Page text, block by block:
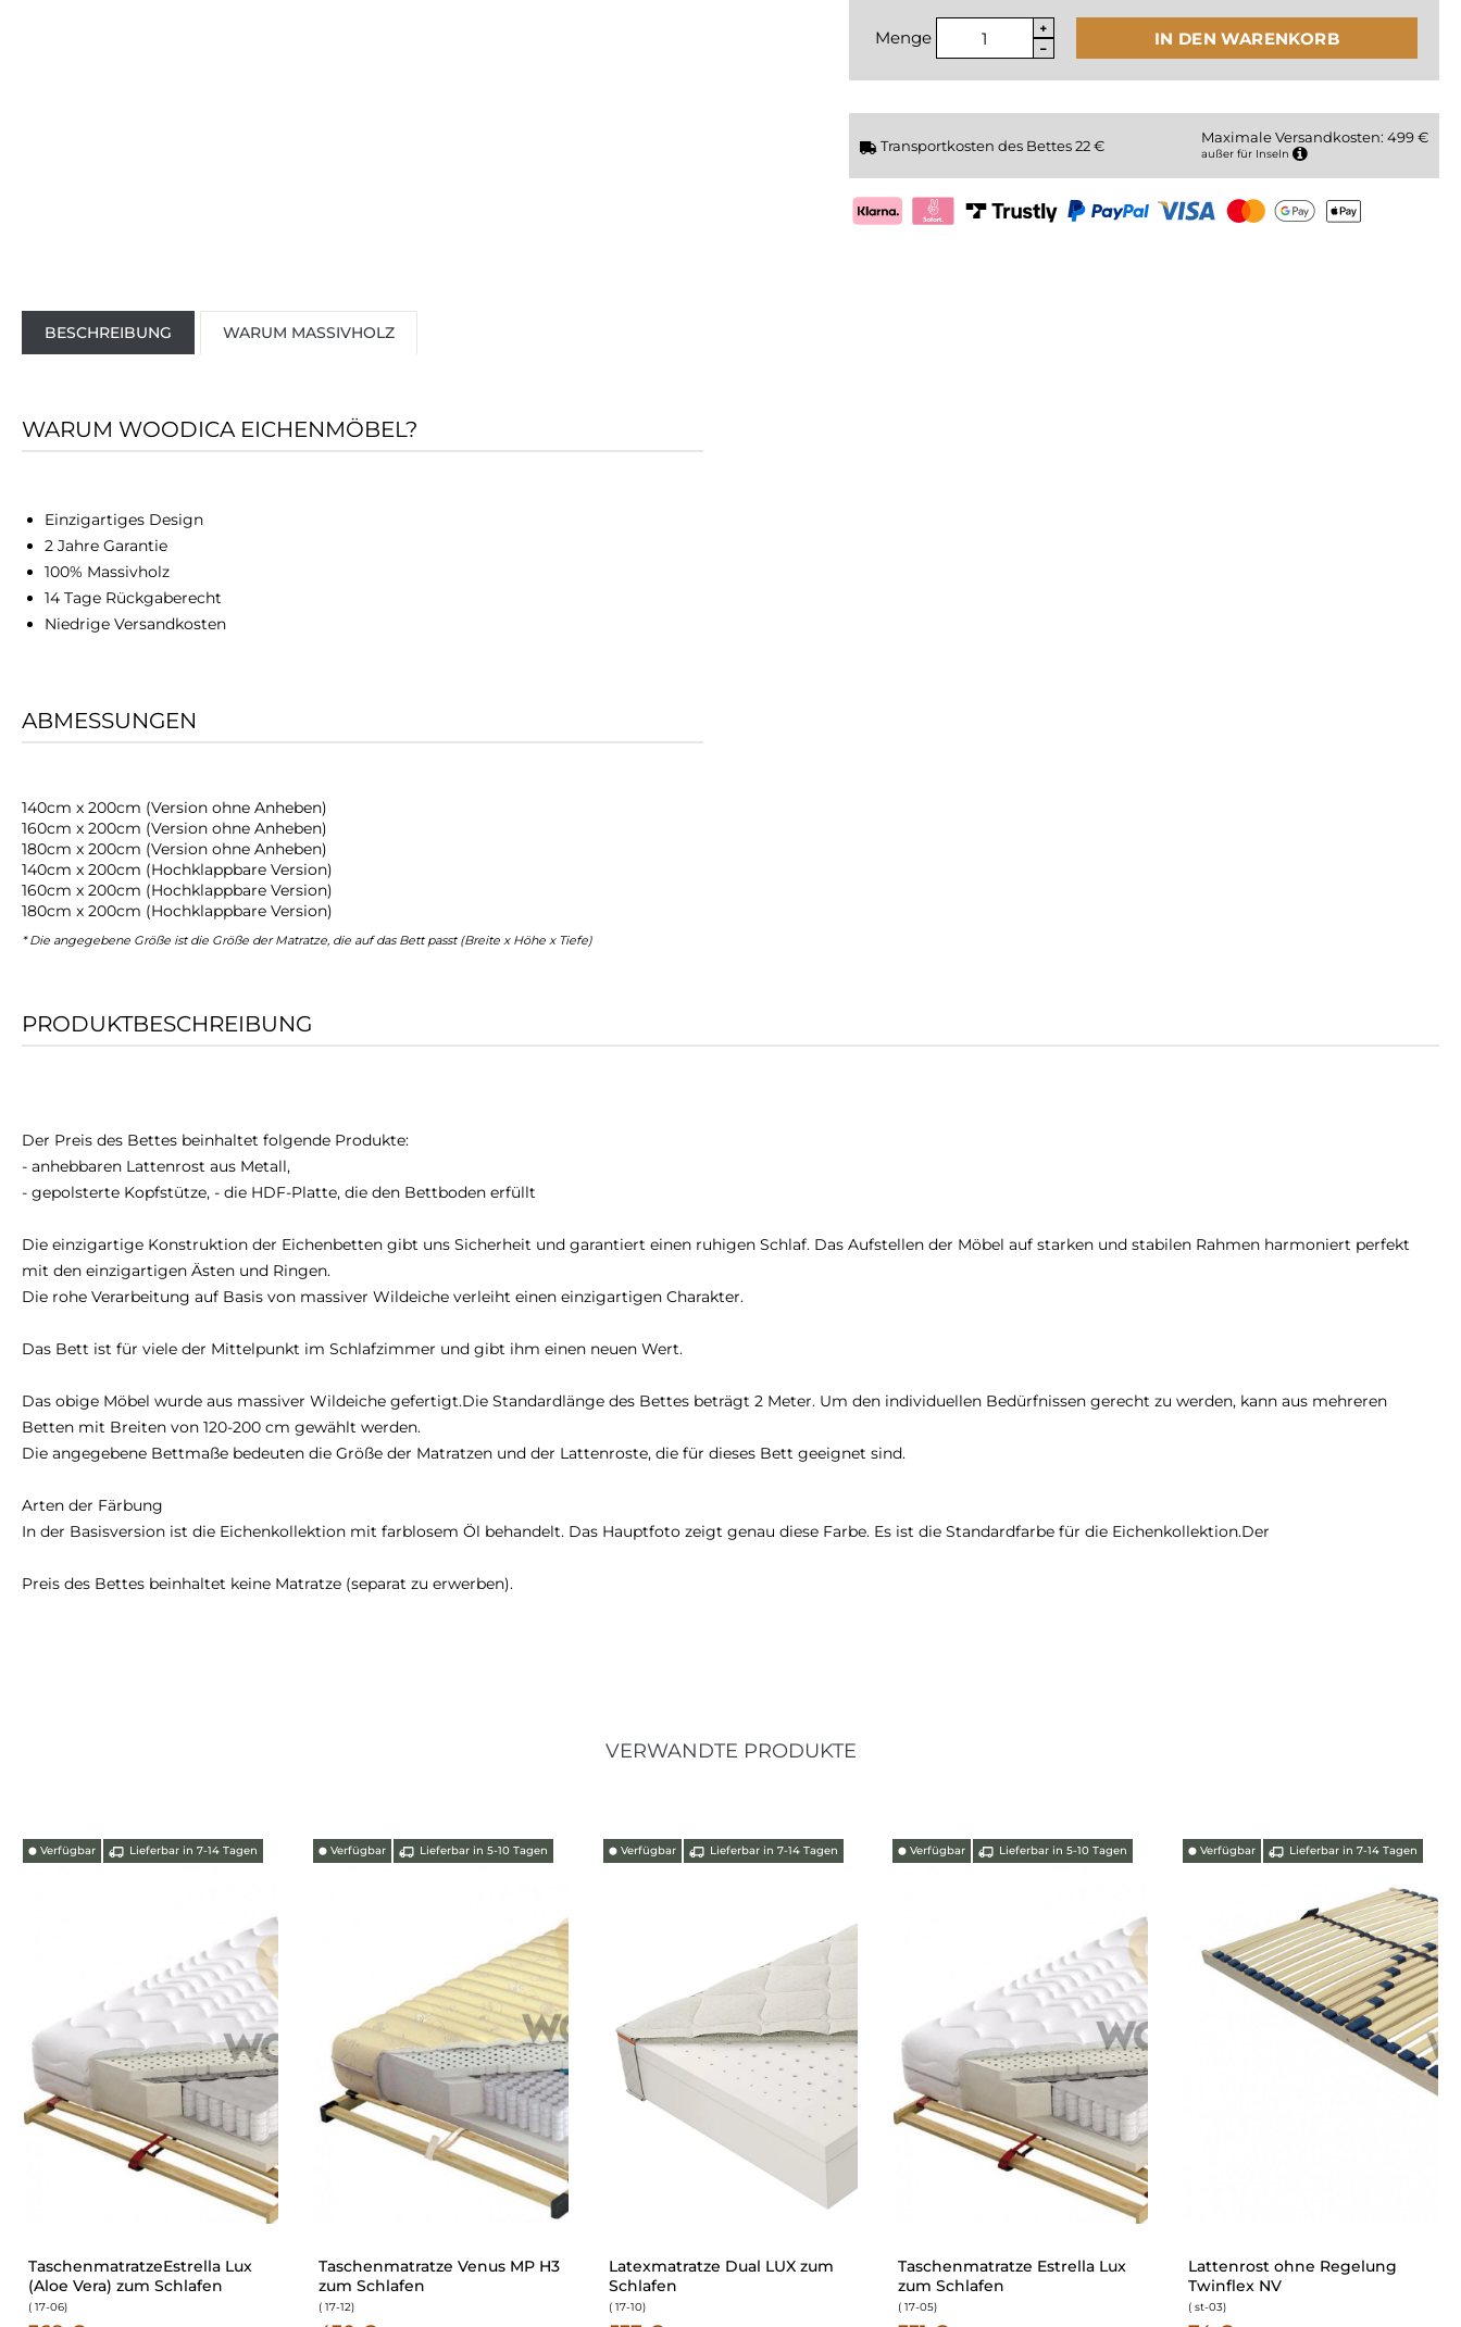
Menge IN DEN WARENKORB
Transportkosten des Bettes22€ Maximale Versandkosten: 499 €
außer für Inseln
BESCHREIBUNG WARUM MASSIVHOLZ
WARUM WOODICA EICHENMÖBEL?
Einzigartiges Design
2 Jahre Garantie
100% Massivholz
14 Tage Rückgaberecht
Niedrige Versandkosten
ABMESSUNGEN
140cm x 200cm (Version ohne Anheben)
160cm x 200cm (Version ohne Anheben)
180cm x 200cm (Version ohne Anheben)
140cm x 200cm (Hochklappbare Version)
160cm x 200cm (Hochklappbare Version)
180cm x 200cm (Hochklappbare Version)
* Die angegebene Größe ist die Größe der Matratze, die auf das Bett passt (Breite x Höhe x Tiefe)
PRODUKTBESCHREIBUNG
Der Preis des Bettes beinhaltet folgende Produkte:
- anhebbaren Lattenrost aus Metall,
- gepolsterte Kopfstütze, - die HDF-Platte, die den Bettboden erfüllt
Die einzigartige Konstruktion der Eichenbetten gibt uns Sicherheit und garantiert einen ruhigen Schlaf. Das Aufstellen der Möbel auf starken und stabilen Rahmen harmoniert perfekt
mit den einzigartigen Ästen und Ringen.
Die rohe Verarbeitung auf Basis von massiver Wildeiche verleiht einen einzigartigen Charakter.
Das Bett ist für viele der Mittelpunkt im Schlafzimmer und gibt ihm einen neuen Wert.
Das obige Möbel wurde aus massiver Wildeiche gefertigt.Die Standardlänge des Bettes beträgt 2 Meter. Um den individuellen Bedürfnissen gerecht zu werden, kann aus mehreren
Betten mit Breiten von 120-200 cm gewählt werden.
Die angegebene Bettmaße bedeuten die Größe der Matratzen und der Lattenroste, die für dieses Bett geeignet sind.
Arten der Färbung
In der Basisversion ist die Eichenkollektion mit farblosem Öl behandelt. Das Hauptfoto zeigt genau diese Farbe. Es ist die Standardfarbe für die Eichenkollektion.Der
Preis des Bettes beinhaltet keine Matratze (separat zu erwerben).
VERWANDTE PRODUKTE
⬤ Verfügbar Lieferbar in 7-14 Tagen
TaschenmatratzeEstrella Lux
(Aloe Vera) zum Schlafen
( 17-06)
⬤Verfügbar Lieferbar in 5-10 Tagen
Taschenmatratze Venus MP H3
zum Schlafen
( 17-12)
⬤Verfügbar Lieferbar in 7-14 Tagen
Latexmatratze Dual LUX zum
Schlafen
( 17-10)
⬤ Verfügbar Lieferbar in 5-10 Tagen
Taschenmatratze Estrella Lux
zum Schlafen
( 17-05)
⬤ Verfügbar Lieferbar in 7-14 Tagen
Lattenrost ohne Regelung
Twinflex NV
( st-03)